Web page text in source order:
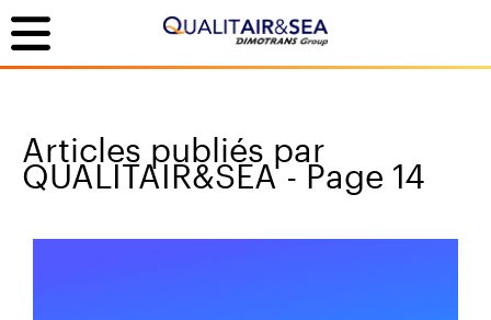
Articles publiés par
QUALITAIR&SEA - Page 14